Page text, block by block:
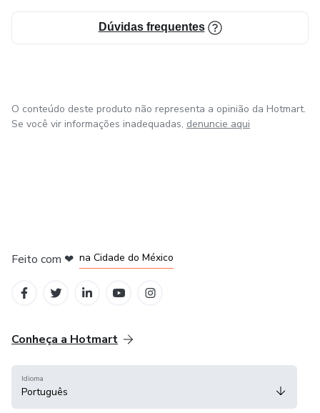
Dúvidas frequentes
O conteúdo deste produto não representa a opinião da Hotmart.
Se você vir informações inadequadas, denuncie aqui
Feito com ❤ na Cidade do México
Conheça a Hotmart
Idioma
Português